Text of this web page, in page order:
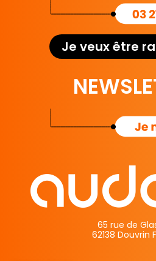
65 rue de
62138 Douvrin
Je veux être